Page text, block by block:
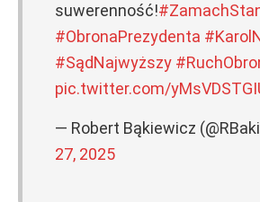
suwerenność!
#ObronaPrezydenta
#SądNajwyższy
pic.twitter.com/
— Robert Bąkiewicz
27, 2025